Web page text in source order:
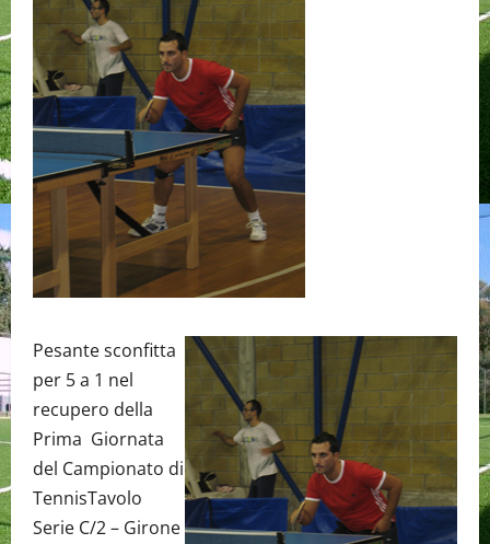
Pesante sconfitta
per 5 a 1 nel
recupero della
Prima Giornata
del Campionato di
TennisTavolo
Serie C/2 – Girone